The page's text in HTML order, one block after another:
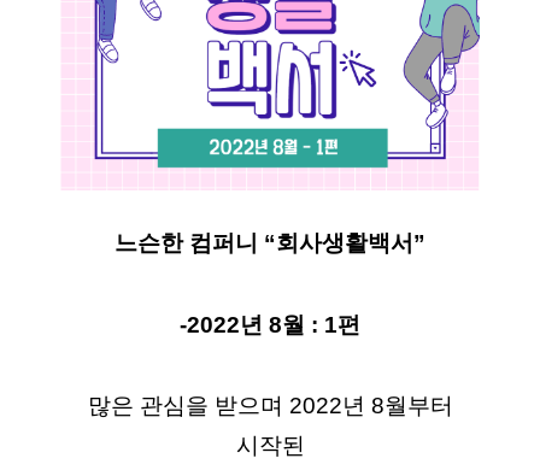
느슨한 컴퍼니 “회사생활백서”
-2022년 8월 : 1편
많은 관심을 받으며 2022년 8월부터
시작된